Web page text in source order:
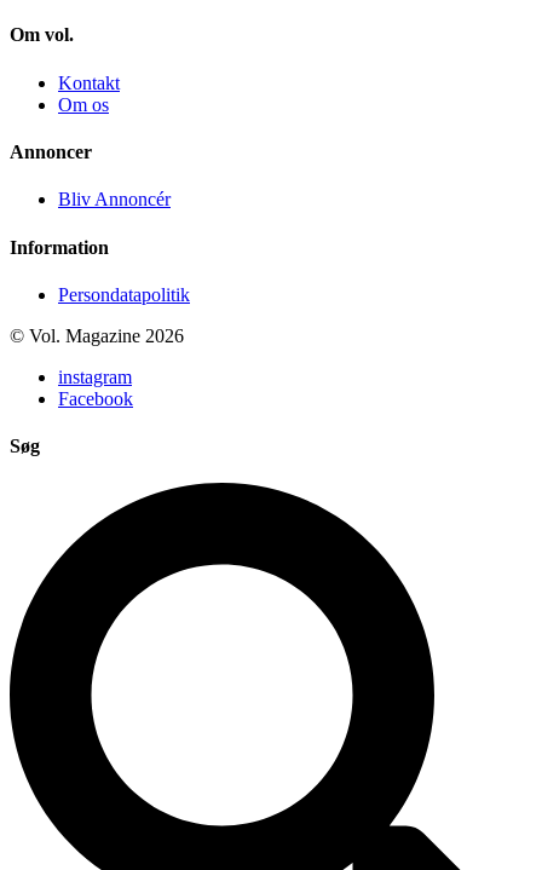
Om vol.
Kontakt
Om os
Annoncer
Bliv Annoncér
Information
Persondatapolitik
© Vol. Magazine 2026
instagram
Facebook
Søg